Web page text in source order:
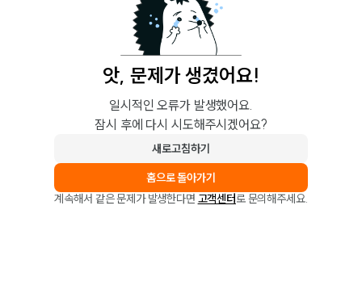
앗, 문제가 생겼어요!
일시적인 오류가 발생했어요.
잠시 후에 다시 시도해주시겠어요?
새로고침하기
홈으로 돌아가기
계속해서 같은 문제가 발생한다면 고객센터로 문의해주세요.